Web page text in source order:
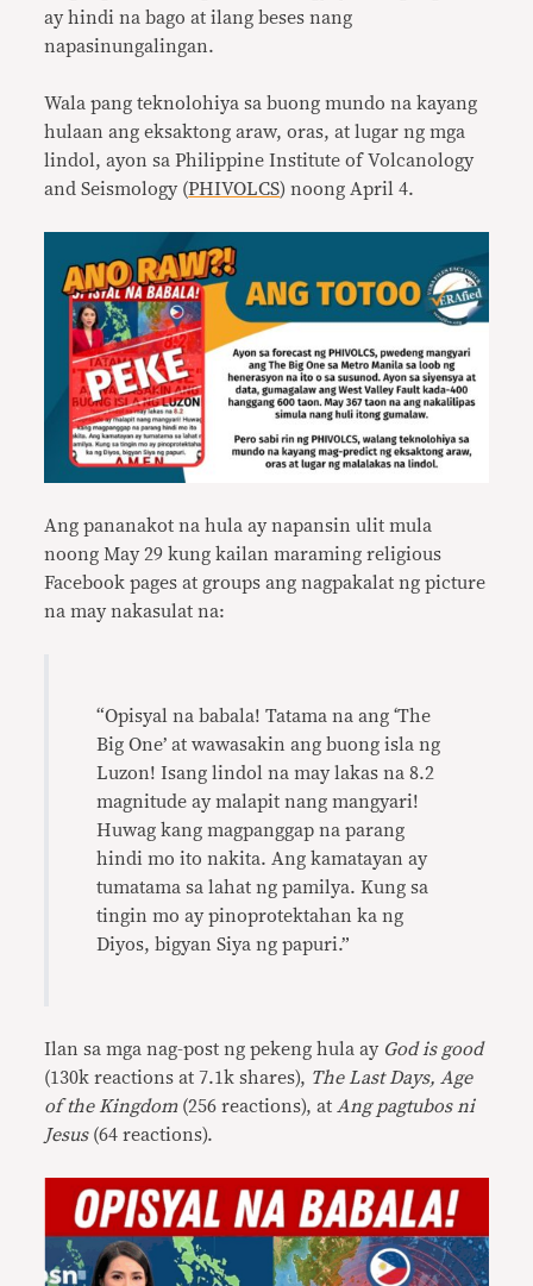
ay hindi na bago at ilang beses nang
napasinungalingan.
Wala pang teknolohiya sa buong mundo na kayang
hulaan ang eksaktong araw, oras, at lugar ng mga
lindol, ayon sa Philippine Institute of Volcanology
and Seismology (PHIVOLCS) noong April 4.
Ang pananakot na hula ay napansin ulit mula
noong May 29 kung kailan maraming religious
Facebook pages at groups ang nagpakalat ng picture
na may nakasulat na:
“Opisyal na babala! Tatama na ang ‘The
Big One’ at wawasakin ang buong isla ng
Luzon! Isang lindol na may lakas na 8.2
magnitude ay malapit nang mangyari!
Huwag kang magpanggap na parang
hindi mo ito nakita. Ang kamatayan ay
tumatama sa lahat ng pamilya. Kung sa
tingin mo ay pinoprotektahan ka ng
Diyos, bigyan Siya ng papuri.”
Ilan sa mga nag-post ng pekeng hula ay God is good
(130k reactions at 7.1k shares), The Last Days, Age
of the Kingdom(256 reactions), at Ang pagtubos ni
Jesus(64 reactions).